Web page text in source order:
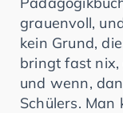
grauenvoll,
kein Grund,
bringt fast
und wenn,
Schülers. Man